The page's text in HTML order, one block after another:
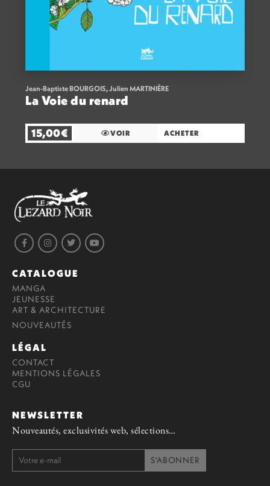
Jean-Baptiste BOURGOIS,Julien MARTINIÈRE
La Voie du renard
15,00€ VOIR ACHETER
CATALOGUE
MANGA
JEUNESSE
ART & ARCHITECTURE
NOUVEAUTÉS
LÉGAL
CONTACT
MENTIONS LÉGALES
CGU
NEWSLETTER
Nouveautés, exclusivités web, sélections…